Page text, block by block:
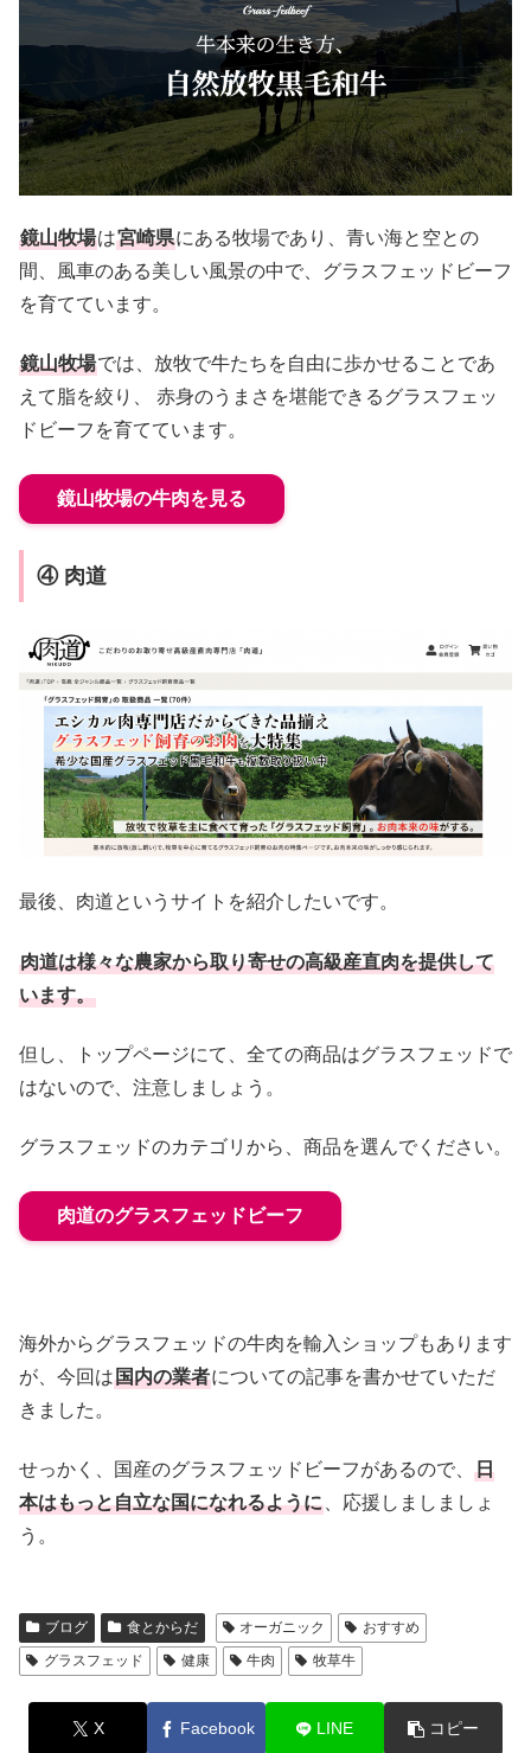
鏡山牧場は宮崎県にある牧場であり、青い海と空との
間、風車のある美しい風景の中で、グラスフェッドビーフ
を育てています。
鏡山牧場では、放牧で牛たちを自由に歩かせることであ
えて脂を絞り、 赤身のうまさを堪能できるグラスフェッ
ドビーフを育てています。
鏡山牧場の牛肉を見る
④ 肉道
最後、肉道というサイトを紹介したいです。
肉道は様々な農家から取り寄せの高級産直肉を提供して
います。
但し、トップページにて、全ての商品はグラスフェッドで
はないので、注意しましょう。
グラスフェッドのカテゴリから、商品を選んでください。
肉道のグラスフェッドビーフ
海外からグラスフェッドの牛肉を輸入ショップもあります
が、今回は国内の業者についての記事を書かせていただ
きました。
せっかく、国産のグラスフェッドビーフがあるので、 日
本はもっと自立な国になれるように 、応援しましましょ
う。
ブログ 食とからだ オーガニック
おすすめ
グラスフェッド
健康 牛肉 牧草牛
X Facebook LINE コピー